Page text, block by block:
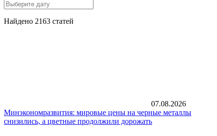
Найдено 2163 статей
07.08.2026
Минэкономразвития: мировые цены на черные металлы
снизились, а цветные продолжили дорожать